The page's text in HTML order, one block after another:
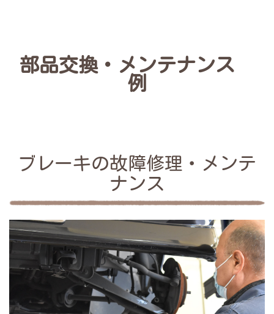
部品交換・メンテナンス
例
ブレーキの故障修理・メンテ
ナンス